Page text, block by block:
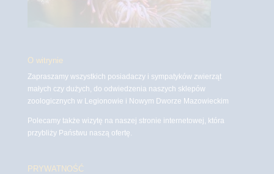
O witrynie
Zapraszamy wszystkich posiadaczy i sympatyków zwierząt
małych czy dużych, do odwiedzenia naszych sklepów
zoologicznych w Legionowie i Nowym Dworze Mazowieckim
Polecamy także wizytę na naszej stronie internetowej, która
przybliży Państwu naszą ofertę.
PRYWATNOŚĆ